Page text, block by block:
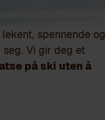
spennende og
Vi gir deg et
på ski uten å